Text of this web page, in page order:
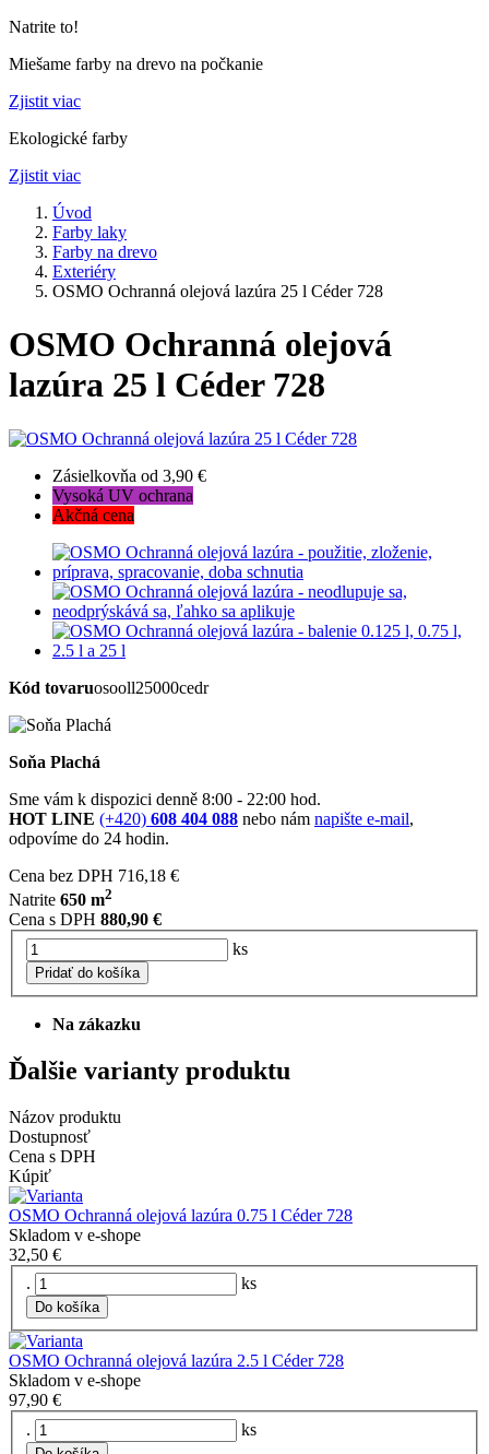
Natrite to!
Miešame farby na drevo na počkanie
Zjistit viac
Ekologické farby
Zjistit viac
Úvod
Farby laky
Farby na drevo
Exteriéry
OSMO Ochranná olejová lazúra 25 l Céder 728
OSMO Ochranná olejová
lazúra 25 l Céder 728
Zásielkovňa od 3,90 €
Vysoká UV ochrana
Akčná cena
Kód tovaruosooll25000cedr
Soňa Plachá
Sme vám k dispozici denně 8:00 - 22:00 hod.
HOT LINE (+420) 608 404 088 nebo nám napište e-mail,
odpovíme do 24 hodin.
Cena bez DPH 716,18 €
Natrite 650 m2
Cena s DPH 880,90 €
ks
Pridať do košíka
Na zákazku
Ďalšie varianty produktu
Názov produktu
Dostupnosť
Cena s DPH
Kúpiť
OSMO Ochranná olejová lazúra 0.75 l Céder 728
Skladom v e-shope
32,50 €
.
ks
Do košíka
OSMO Ochranná olejová lazúra 2.5 l Céder 728
Skladom v e-shope
97,90 €
.
ks